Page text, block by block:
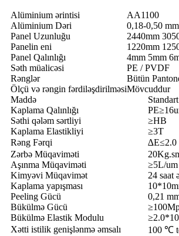
Alüminium ərintisi
AA1100
Alüminium Dəri
0,18-0,50 mm
Panel Uzunluğu
2440mm
Panelin eni
1220mm
Panel Qalınlığı
4mm 5mm
Səth müalicəsi
PE / PVDF
Rənglər
Bütün
Ölçü və rəngin fərdiləşdirilməsiMövcuddur
Maddə
Standart
Kaplama Qalınlığı
Səthi qələm sərtliyi
≥HB
Kaplama Elastikliyi
≥3T
Rəng Fərqi
∆E≤2.0
Zərbə Müqaviməti
Aşınma Müqaviməti
≥5L/um
Kimyəvi Müqavimət
24 saat
Kaplama yapışması
Peeling Gücü
0,21
Bükülmə Gücü
Bükülmə Elastik Modulu
Xətti istilik genişlənmə əmsalı
100 ℃